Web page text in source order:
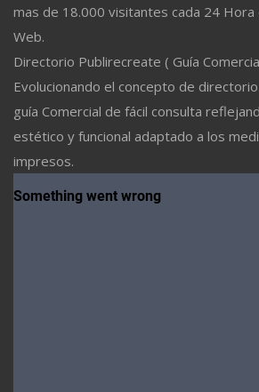
mas de 18.000 visitantes cada 24
Web.
Directorio Publirecreate ( Guía
Evolucionando el concepto de
guía Comercial de fácil consulta
estético y funcional adaptado a los
impresos.